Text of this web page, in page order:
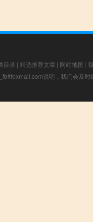
目录 | 精选推荐文章 | 网站地图 |
说明，我们会及时